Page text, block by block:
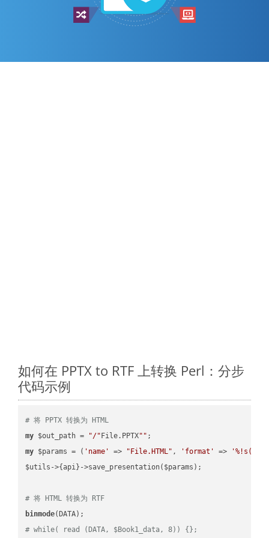
如何在 PPTX to RTF 上转换 Perl：分步
代码示例
# 将 PPTX 转换为 HTML
my $out_path = "/" File.PPTX""
my $params = ( 'name' => "File.HTML" , 'format' =>
$utils->{api}->save_presentation($params);
# 将 HTML 转换为 RTF
binmode
# while( read (DATA, $Book1_data, 8)) {};